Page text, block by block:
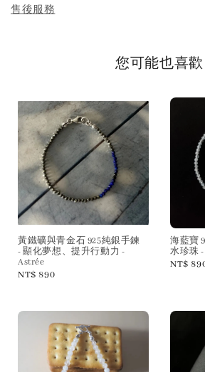
售後服務
您可能也喜歡
黃鐵礦與青金石 925純銀手鍊
- 顯化夢想、提升行動力 -
Astrée
Regular
NT$ 890
海藍寶
水珍珠
Regular
NT$